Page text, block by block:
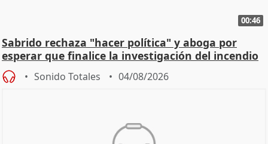
00:46
Sabrido rechaza "hacer política" y aboga por
esperar que finalice la investigación del incendio
Sonido Totales 04/08/2026